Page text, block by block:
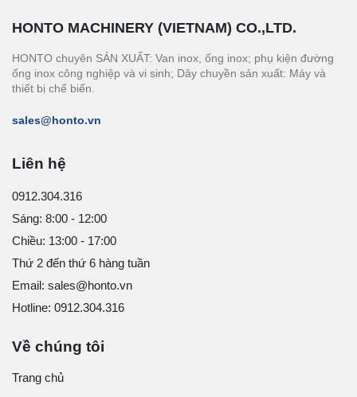
HONTO MACHINERY (VIETNAM) CO.,LTD.
HONTO chuyên SẢN XUẤT: Van inox, ống inox; phụ kiện đường
ống inox công nghiệp và vi sinh; Dây chuyền sản xuất: Máy và
thiết bị chế biến.
sales@honto.vn
Liên hệ
0912.304.316
Sáng: 8:00 - 12:00
Chiều: 13:00 - 17:00
Thứ 2 đến thứ 6 hàng tuần
Email: sales@honto.vn
Hotline: 0912.304.316
Về chúng tôi
Trang chủ